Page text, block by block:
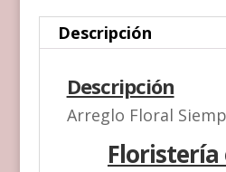
Descripción
Descripción
Arreglo Floral
Floristería